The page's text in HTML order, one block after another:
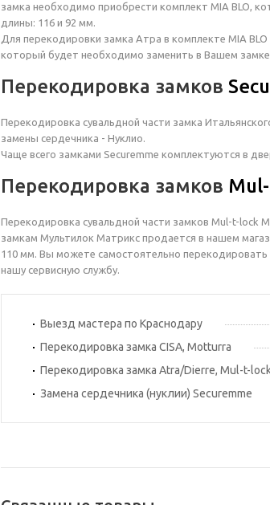
замка необходимо приобрести комплект MIA BLO,
длины: 116 и 92 мм.
Для перекодировки замка Атра в комплекте MIA
который будет необходимо заменить в Вашем
Перекодировка замков
Перекодировка сувальдной части замка
замены сердечника - Нуклио.
Чаще всего замками Securemme комплектуются в
Перекодировка замков
Перекодировка сувальдной части замков Mul-t-lock
замкам Мультилок Матрикс продается в нашем
110 мм. Вы можете самостоятельно
нашу сервисную службу.
Выезд мастера по Краснодару
Перекодировка замка CISA, Motturra
Перекодировка замка Atra/Dierre, Mul-t-
Замена сердечника (нуклии) Securemme